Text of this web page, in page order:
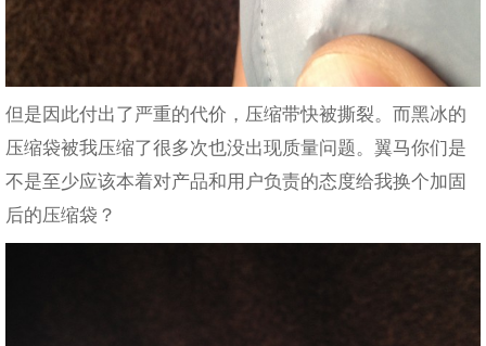
但是因此付出了严重的代价，压缩带快被撕裂。而黑冰的
压缩袋被我压缩了很多次也没出现质量问题。翼马你们是
不是至少应该本着对产品和用户负责的态度给我换个加固
后的压缩袋？